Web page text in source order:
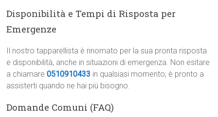
Disponibilità e Tempi di Risposta per
Emergenze
Il nostro tapparellista è rinomato per la sua pronta risposta
e disponibilità, anche in situazioni di emergenza. Non esitare
a chiamare0510910433 in qualsiasi momento; è pronto a
assisterti quando ne hai più bisogno.
Domande Comuni (FAQ)